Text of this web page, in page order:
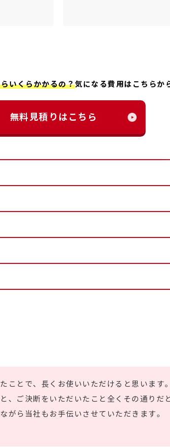
いくらかかるの？気になる費用はこちらか
無料見積りはこちら
ことで、長くお使いいただけると思います
、ご決断をいただいたこと全くその通りだ
がら当社もお手伝いさせていただきます。